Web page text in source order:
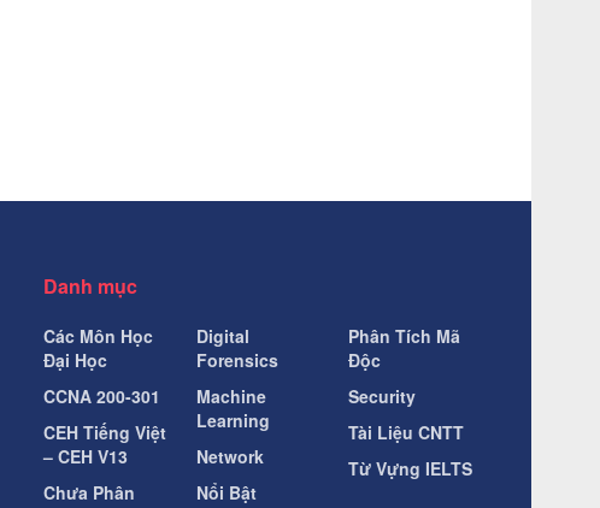
Danh mục
Các Môn Học
Đại Học
CCNA 200-301
CEH Tiếng Việt
– CEH V13
Chưa Phân
Digital
Forensics
Machine
Learning
Network
Nổi Bật
Phân Tích Mã
Độc
Security
Tài Liệu CNTT
Từ Vựng IELTS